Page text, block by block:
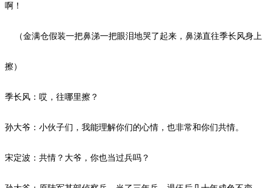
啊！
（金满仓假装一把鼻涕一把眼泪地哭了起来，鼻涕直往季长风身上
擦）
季长风：哎，往哪里擦？
孙大爷：小伙子们，我能理解你们的心情，也非常和你们共情。
宋定波：共情？大爷，你也当过兵吗？